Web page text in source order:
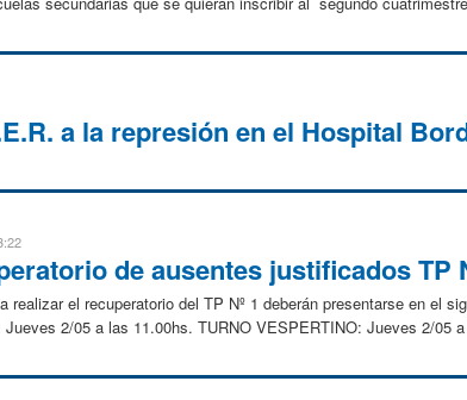
a la represión en el Hospital
de ausentes justificados TP
realizar el recuperatorio del TP Nº 1 deberán presentarse en el
Jueves 2/05 a las 11.00hs. TURNO VESPERTINO: Jueves 2/05